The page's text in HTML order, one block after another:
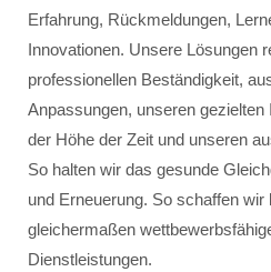
Erfahrung, Rückmeldungen,
Innovationen. Unsere Lösungen
professionellen Beständigkeit,
Anpassungen, unseren gezielten
der Höhe der Zeit und unseren
So halten wir das gesunde
und Erneuerung. So schaffen
gleichermaßen
Dienstleistungen.